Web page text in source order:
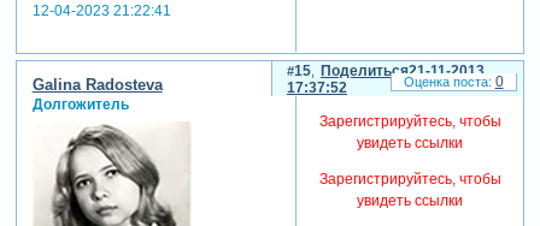
12-04-2023 21:22:41
Поделиться
15
21-11-2013
17:37:52
Galina Radosteva
Долгожитель
Зарегистрируйтесь, чтобы
увидеть ссылки
Зарегистрируйтесь, чтобы
увидеть ссылки
0